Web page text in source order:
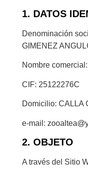
1. DATOS
Denominación
GIMENEZ
Nombre
CIF: 25122276C
Domicilio: CALLA
e-mail:
2. OBJETO
A través del Sitio